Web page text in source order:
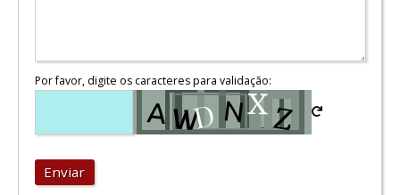
Por favor, digite os caracteres para validação:
Enviar